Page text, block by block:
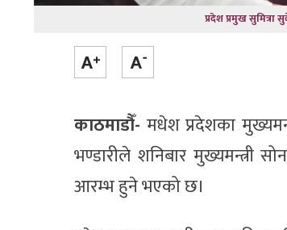
प्रदेश प्रमुख सुमित्रा
काठमाडौँ- मधेश प्रदेशका
भण्डारीले शनिबार मुख्यमन्त्री
आरम्भ हुने भएको छ।